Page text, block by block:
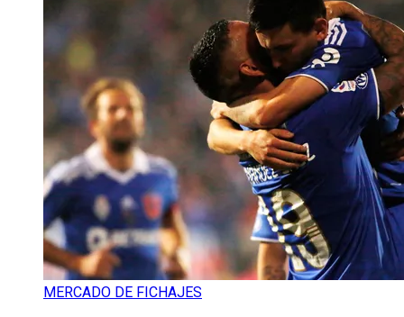
MERCADO DE FICHAJES